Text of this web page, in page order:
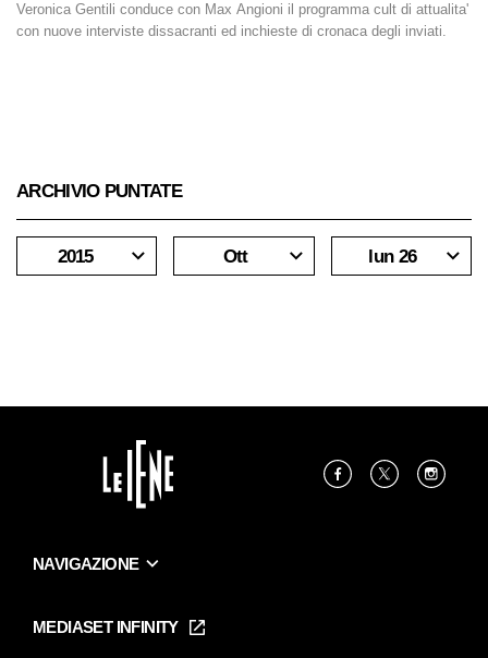
Veronica Gentili conduce con Max Angioni il programma cult di attualita'
con nuove interviste dissacranti ed inchieste di cronaca degli inviati.
ARCHIVIO PUNTATE
2015 Ott lun 26
NAVIGAZIONE
MEDIASET INFINITY